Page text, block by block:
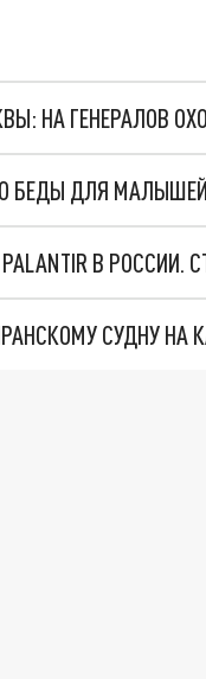
НА ГЕНЕРАЛОВ
БЕДЫ ДЛЯ
СУДНУ НА